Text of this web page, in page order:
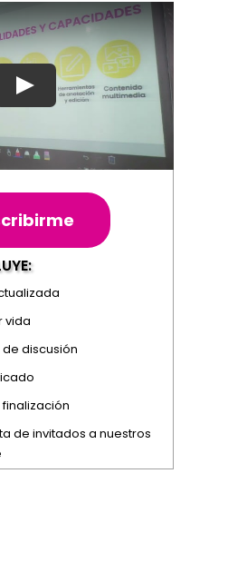
vida
discusión
de invitados a nuestros